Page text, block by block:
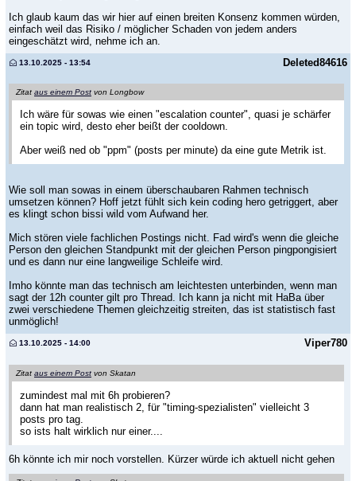
Ich glaub kaum das wir hier auf einen breiten Konsenz kommen würden,
einfach weil das Risiko / möglicher Schaden von jedem anders
eingeschätzt wird, nehme ich an.
Deleted84616
13.10.2025 - 13:54
Zitat aus einem Post von Longbow
Ich wäre für sowas wie einen "escalation counter", quasi je schärfer
ein topic wird, desto eher beißt der cooldown.
Aber weiß ned ob "ppm" (posts per minute) da eine gute Metrik ist.
Wie soll man sowas in einem überschaubaren Rahmen technisch
umsetzen können? Hoff jetzt fühlt sich kein coding hero getriggert, aber
es klingt schon bissi wild vom Aufwand her.
Mich stören viele fachlichen Postings nicht. Fad wird's wenn die gleiche
Person den gleichen Standpunkt mit der gleichen Person pingpongisiert
und es dann nur eine langweilige Schleife wird.
Imho könnte man das technisch am leichtesten unterbinden, wenn man
sagt der 12h counter gilt pro Thread. Ich kann ja nicht mit HaBa über
zwei verschiedene Themen gleichzeitig streiten, das ist statistisch fast
unmöglich!
Viper780
13.10.2025 - 14:00
Zitat aus einem Post von Skatan
zumindest mal mit 6h probieren?
dann hat man realistisch 2, für "timing-spezialisten" vielleicht 3
posts pro tag.
so ists halt wirklich nur einer....
6h könnte ich mir noch vorstellen. Kürzer würde ich aktuell nicht gehen